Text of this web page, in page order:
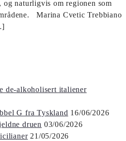
og naturligvis om regionen som
Marina Cvetic Trebbiano
de-alkoholisert italiener
G fra Tyskland 16/06/2026
druen 03/06/2026
21/05/2026